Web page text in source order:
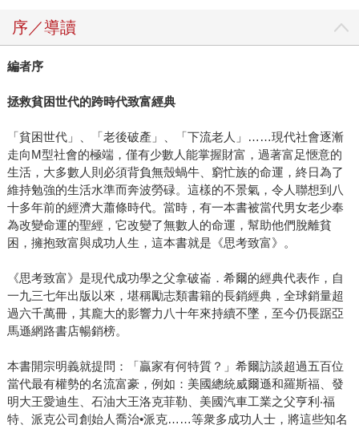
序／導讀
編者序
拯救貧困世代的跨時代致富經典
「貧困世代」、「老後破產」、「下流老人」……現代社會逐漸
走向M型社會的極端，僅有少數人能掌握財富，過著富足愜意的
生活，大多數人則必須背負無殼蝸牛、窮忙族的命運，終日為了
維持勉強的生活水準而奔波勞碌。這樣的不景氣，令人聯想到八
十多年前的經濟大蕭條時代。當時，有一本書被當代男女老少奉
為改變命運的聖經，它改變了無數人的命運，幫助他們脫離貧
困，擁抱致富與成功人生，這本書就是《思考致富》。
《思考致富》是現代成功學之父拿破崙．希爾的經典代表作，自
一九三七年出版以來，堪稱勵志類書籍的長銷經典，全球銷量超
過六千萬冊，其龐大的影響力八十年來持續不墜，至今仍長踞亞
馬遜網路書店暢銷榜。
本書開宗明義就提問：「贏家有何特質？」希爾訪談超過五百位
當代最有權勢的名流富豪，例如：美國總統威爾遜和羅斯福、發
明大王愛迪生、石油大王洛克菲勒、美國汽車工業之父亨利‧福
特、派克公司創始人喬治•派克……等衆多成功人士，將這些知名